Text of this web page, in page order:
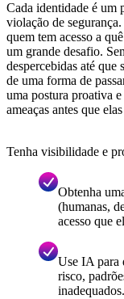
Cada identidade é um
violação de
quem tem acesso a
um grande desafio.
despercebidas até que
de uma forma de
uma postura proativa
ameaças antes que
Tenha visibilidade e
Obtenha
(humanas,
acesso que
Use IA para
risco,
inadequados.